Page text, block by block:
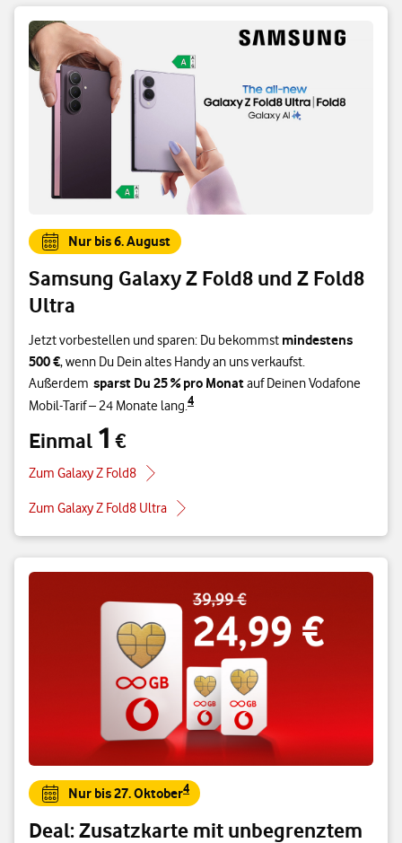
Nur bis 6. August
Samsung Galaxy Z Fold8 und Z Fold8
Ultra
Jetzt vorbestellen und sparen: Du bekommst mindestens
500 €, wenn Du Dein altes Handy an uns verkaufst.
Außerdem sparst Du 25 % pro Monatauf Deinen Vodafone
Mobil-Tarif – 24 Monate lang.4
Einmal 1 €
Einmal 1 €
Zum Galaxy Z Fold8
Zum Galaxy Z Fold8 Ultra
Nur bis 27. Oktober4
Deal: Zusatzkarte mit unbegrenztem